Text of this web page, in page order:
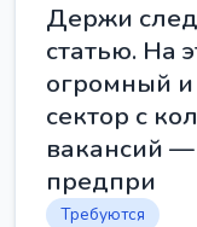
Держи
статью. На
огромный
сектор с
вакансий
предпри
Требуются